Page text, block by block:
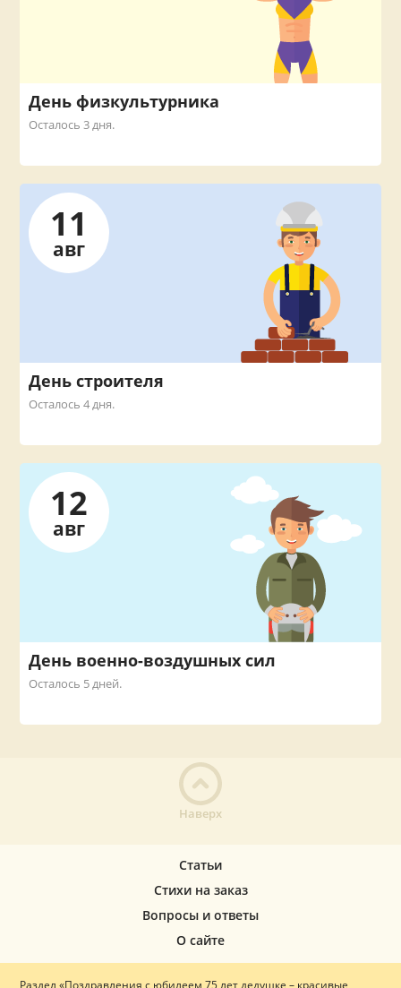
День физкультурника
Осталось 3 дня.
11
авг
День строителя
Осталось 4 дня.
12
авг
День военно-воздушных сил
Осталось 5 дней.
Наверх
Статьи
Стихи на заказ
Вопросы и ответы
О сайте